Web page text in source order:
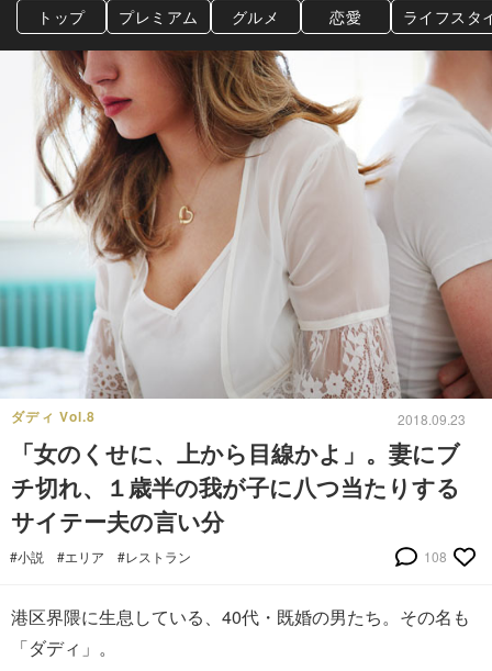
トップ プレミアム グルメ 恋愛 ライフスタ
ダディ Vol.8 2018.09.23
「女のくせに、上から目線かよ」。妻にブ
チ切れ、１歳半の我が子に八つ当たりする
サイテー夫の言い分
#小説 #エリア #レストラン 108
港区界隈に生息している、40代・既婚の男たち。その名も
「ダディ」。